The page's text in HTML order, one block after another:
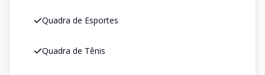
Quadra de Esportes
Quadra de Tênis